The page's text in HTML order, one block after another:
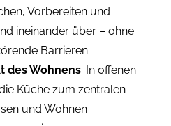
Vorbereiten und
ineinander über – ohne
Barrieren.
des Wohnens: In offenen
Küche zum zentralen
und Wohnen